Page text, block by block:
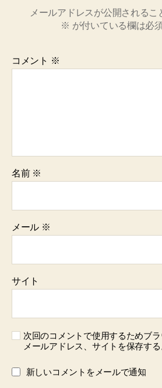
メールアドレスが公開されるこ
※ が付いている欄は必
コメント ※
名前 ※
メール ※
サイト
次回のコメントで使用するためブラ
メールアドレス、サイトを保存する
新しいコメントをメールで通知